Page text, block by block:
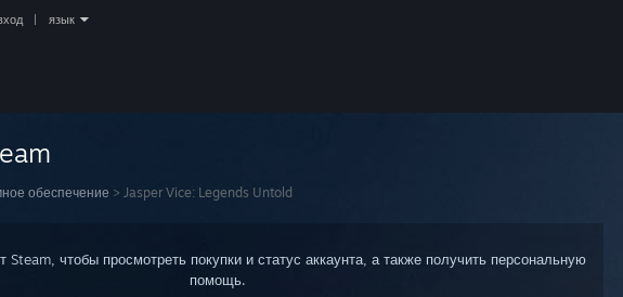
язык
обеспечение > Jasper Vice: Legends Untold
Steam, чтобы просмотреть покупки и статус аккаунта, а также получить персональную
помощь.